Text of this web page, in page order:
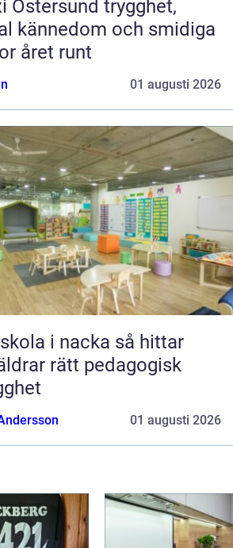
trygghet,
kännedom och smidiga
året runt
01 augusti 2026
i nacka så hittar
rätt pedagogisk
01 augusti 2026